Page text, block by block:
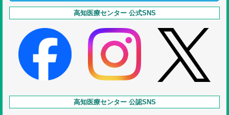
高知医療センター 公式SNS
高知医療センター 公認SNS